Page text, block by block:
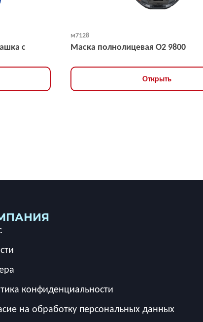
с
м7128
Маска полнолицевая O2 9800
Открыть
конфиденциальности
на обработку персональных данных